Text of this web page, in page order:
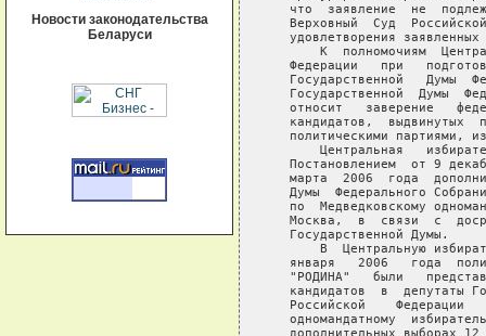
Новости законодательства
Беларуси